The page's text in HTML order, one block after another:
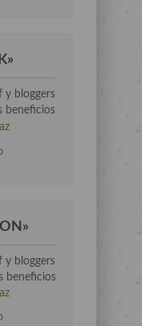
y bloggers
beneficios
y bloggers
beneficios